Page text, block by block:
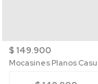
$ 149.900
Mocasines Planos